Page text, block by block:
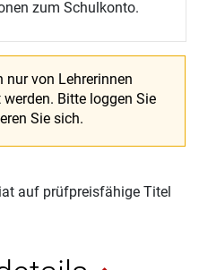
zum Schulkonto.
nur von Lehrerinnen
Bitte loggen Sie
Sie sich.
auf prüfpreisfähige Titel